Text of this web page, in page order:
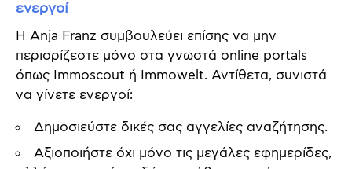
ενεργοί
Η Anja Franz συμβουλεύει επίσης να μην
περιορίζεστε μόνο στα γνωστά online portals
όπως Immoscout ή Immowelt. Αντίθετα, συνιστά
να γίνετε ενεργοί:
Δημοσιεύστε δικές σας αγγελίες αναζήτησης.
Αξιοποιήστε όχι μόνο τις μεγάλες εφημερίδες,